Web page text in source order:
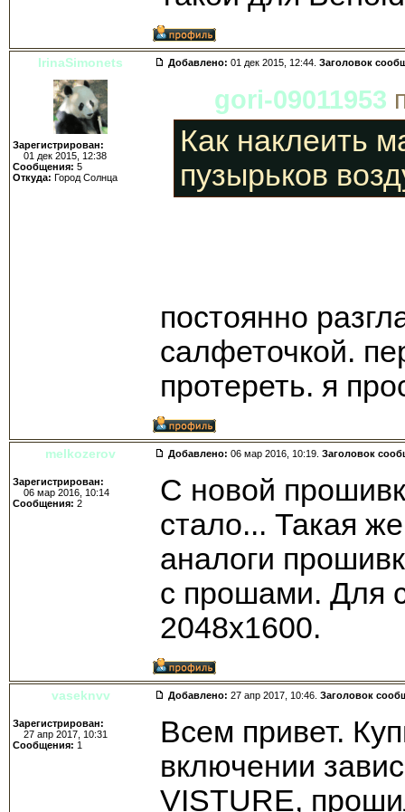
IrinaSimonets Добавлено: 01 дек 2015, 12:44. Заголовок
Зарегистрирован:
01 дек 2015, 12:38
Сообщения: 5
Откуда: Город Солнца
gori-09011953
Как наклеить
пузырьков
постоянно
салфеточкой.
протереть. я
melkozerov Добавлено: 06 мар 2016, 10:19. Заголовок
Зарегистрирован:
06 мар 2016, 10:14
Сообщения: 2
С новой
стало... Такая
аналоги
с прошами. Для
2048х1600.
vaseknvv Добавлено: 27 апр 2017, 10:46. Заголовок
Зарегистрирован:
27 апр 2017, 10:31
Сообщения: 1
Всем привет.
включении
VISTURE,